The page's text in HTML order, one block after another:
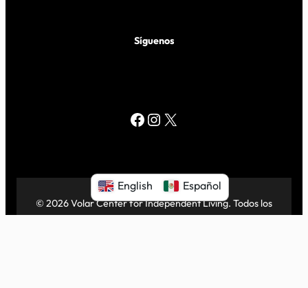
Síguenos
Facebook Instagram X
© 2026 Volar Center for Independent Living. Todos los
English Español